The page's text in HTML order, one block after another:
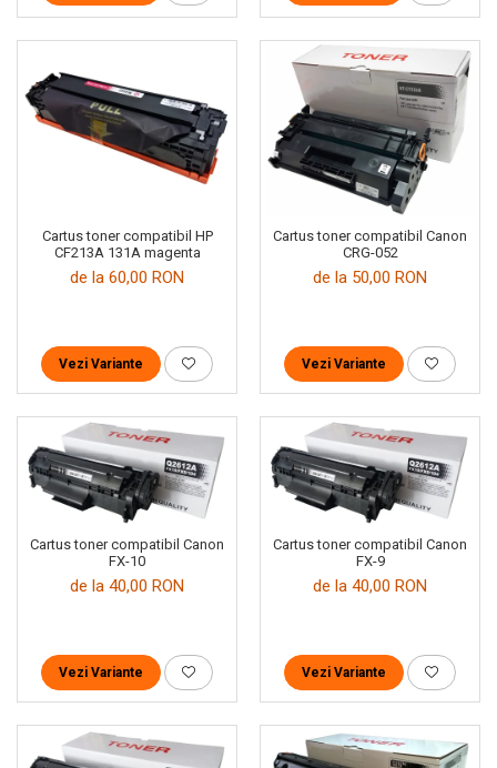
Cartus toner compatibil HP
CF213A 131A magenta
de la 60,00 RON
Vezi Variante
Cartus toner compatibil Canon
CRG-052
de la 50,00 RON
Vezi Variante
Cartus toner compatibil Canon
FX-10
de la 40,00 RON
Vezi Variante
Cartus toner compatibil Canon
FX-9
de la 40,00 RON
Vezi Variante